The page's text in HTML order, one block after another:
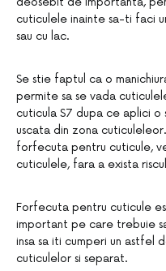
cuticulele inainte sa-ti faci
sau cu lac.
Se stie faptul ca o
permite sa se vada
cuticula S7 dupa ce aplici
uscata din zona
forfecuta pentru cuticule,
cuticulele, fara a exista
Forfecuta pentru cuticule
important pe care trebuie
insa sa iti cumperi un astfel
cuticulelor si separat.